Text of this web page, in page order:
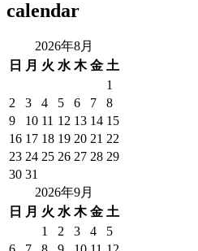
calendar
2026年8月
日
月 火 水 木 金 土
1
2
3 4 5 6 7
8
9
10 11 12 13 14 15
16 17 18 19 20 21 22
23 24 25 26 27 28 29
30 31
2026年9月
日
月 火 水 木 金 土
1
2 3 4
5